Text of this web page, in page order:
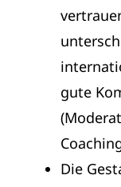
gute
Die